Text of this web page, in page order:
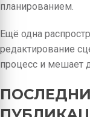
планированием.
Ещё одна
редактирование
процесс и мешает